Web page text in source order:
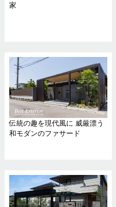
家
伝統の趣を現代風に 威厳漂う
和モダンのファサード